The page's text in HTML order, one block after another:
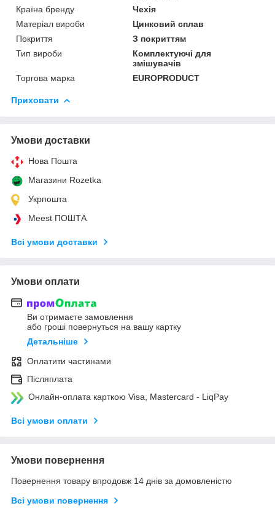
Країна бренду
Чехія
Матеріал вироби
Цинковий сплав
Покриття
З покриттям
Тип вироби
Комплектуючі для
змішувачів
Торгова марка
EUROPRODUCT
Приховати
Умови доставки
Нова Пошта
Магазини Rozetka
Укрпошта
Meest ПОШТА
Всі умови доставки
Умови оплати
Ви отримаєте замовлення
або гроші повернуться на вашу картку
Детальніше
Оплатити частинами
Післяплата
Онлайн-оплата карткою Visa, Mastercard - LiqPay
Всі умови оплати
Умови повернення
Повернення товару впродовж 14 днів за домовленістю
Всі умови повернення